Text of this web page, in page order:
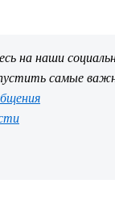
на наши
самые